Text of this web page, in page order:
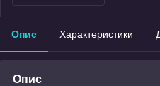
Опис Характеристики
Опис